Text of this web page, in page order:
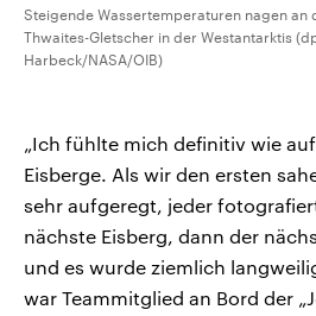
Steigende Wassertemperaturen nagen an
Thwaites-Gletscher in der Westantarktis
Harbeck/NASA/OIB)
„Ich fühlte mich definitiv wie
Eisberge. Als wir den ersten
sehr aufgeregt, jeder
nächste Eisberg, dann der
und es wurde ziemlich
war Teammitglied an Bord der